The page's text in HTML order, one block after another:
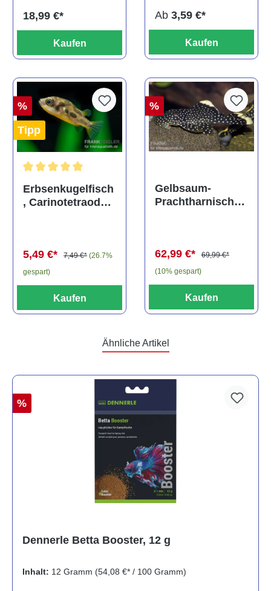
18,99 €*
Kaufen
Ab 3,59 €*
Kaufen
%
Tipp
Durchschnittliche Bewertung von 5 von 5 Sternen
Erbsenkugelfisch
, Carinotetraodon
5,49 €* 7,49 €* (26.7%
gespart)
Kaufen
%
Gelbsaum-
Prachtharnischw
62,99 €*
69,99 €*
(10% gespart)
Kaufen
Ähnliche Artikel
%
Dennerle Betta Booster, 12 g
Inhalt: 12 Gramm (54,08 €* / 100 Gramm)